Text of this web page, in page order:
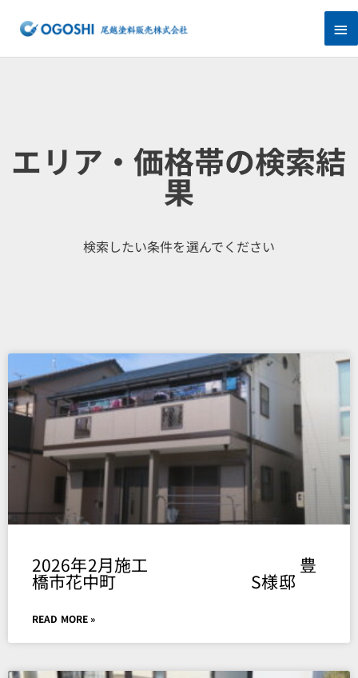
ス
メ
イ
ニ
ュ
エリア・価格帯の検索結
果
検索したい条件を選んでください
2026年2月施工 豊
橋市花中町 S様邸
READ MORE »
PagePagePagePagePage